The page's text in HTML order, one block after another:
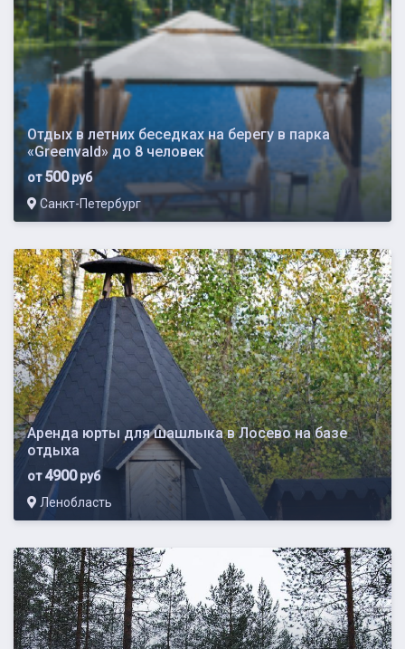
Отдых в летних беседках на берегу в парка
«Greenvald» до 8 человек
от500руб
Санкт-Петербург
Аренда юрты для шашлыка в Лосево на базе
отдыха
от4900руб
Ленобласть